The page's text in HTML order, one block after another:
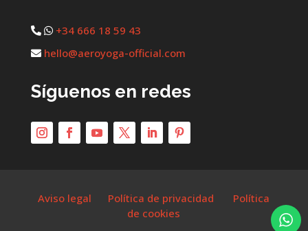
+34 666 18 59 43
hello@aeroyoga-official.com
Síguenos en redes
Aviso legal Política de privacidad
Política
de cookies